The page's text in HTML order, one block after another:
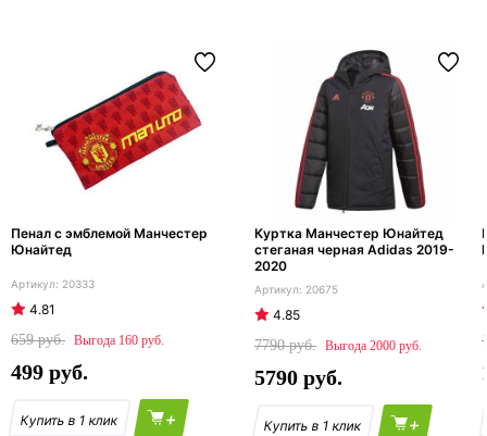
Пенал с эмблемой Манчестер
Юнайтед
20333
4.81
659
160
499
+
Куртка Манчестер Юнайтед
стеганая черная Adidas 2019-
2020
20675
4.85
7790
2000
5790
+